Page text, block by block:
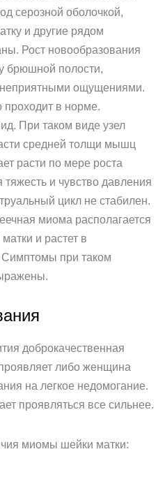
серозной оболочкой,
и другие рядом
Рост новообразования
брюшной полости,
ощущениями.
в норме.
При таком виде узел
средней толщи мышц
расти по мере роста
и чувство давления
цикл не стабилен.
миома располагается
и растет в
при таком
доброкачественная
либо женщина
на легкое недомогание.
проявляться все сильнее.
миомы шейки матки: